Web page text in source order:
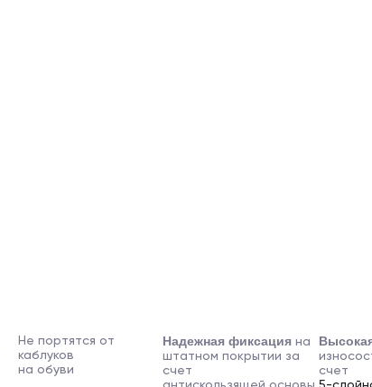
Не портятся от
каблуков
на обуви
Надежная фиксацияна
штатном покрытии за
счет
счет